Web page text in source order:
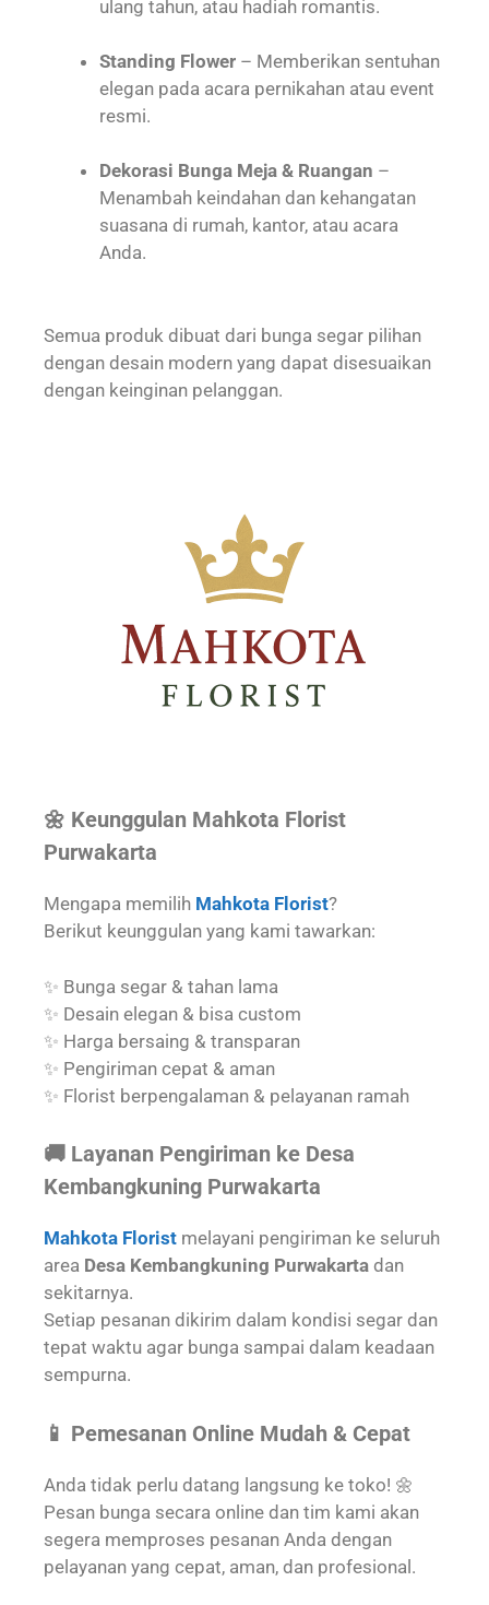
ulang tahun, atau hadiah romantis.
Standing Flower – Memberikan sentuhan
elegan pada acara pernikahan atau event
resmi.
Dekorasi Bunga Meja & Ruangan –
Menambah keindahan dan kehangatan
suasana di rumah, kantor, atau acara
Anda.
Semua produk dibuat dari bunga segar pilihan
dengan desain modern yang dapat disesuaikan
dengan keinginan pelanggan.
🌼 Keunggulan Mahkota Florist
Purwakarta
Mengapa memilih Mahkota Florist?
Berikut keunggulan yang kami tawarkan:
✨ Bunga segar & tahan lama
✨ Desain elegan & bisa custom
✨ Harga bersaing & transparan
✨ Pengiriman cepat & aman
✨ Florist berpengalaman & pelayanan ramah
🚚 Layanan Pengiriman ke Desa
Kembangkuning Purwakarta
Mahkota Florist melayani pengiriman ke seluruh
area Desa Kembangkuning Purwakarta dan
sekitarnya.
Setiap pesanan dikirim dalam kondisi segar dan
tepat waktu agar bunga sampai dalam keadaan
sempurna.
📱 Pemesanan Online Mudah & Cepat
Anda tidak perlu datang langsung ke toko! 🌼
Pesan bunga secara online dan tim kami akan
segera memproses pesanan Anda dengan
pelayanan yang cepat, aman, dan profesional.